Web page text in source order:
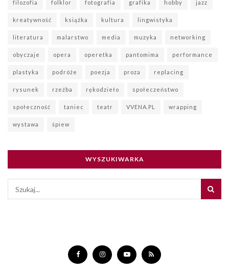
filozofia folklor fotografia grafika hobby jazz
kreatywność książka kultura lingwistyka
literatura malarstwo media muzyka networking
obyczaje opera operetka pantomima performance
plastyka podróże poezja proza replacing
rysunek rzeźba rękodzieło społeczeństwo
społeczność taniec teatr VVENA.PL wrapping
wystawa śpiew
WYSZUKIWARKA